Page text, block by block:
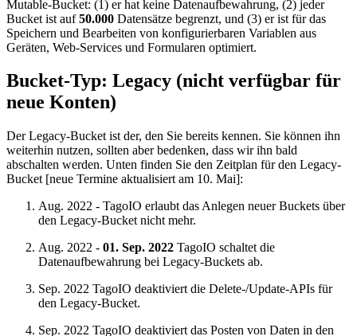
Mutable-Bucket: (1) er hat keine Datenaufbewahrung, (2) jeder
Bucket ist auf50.000 Datensätze begrenzt, und (3) er ist für das
Speichern und Bearbeiten von konfigurierbaren Variablen aus
Geräten, Web-Services und Formularen optimiert.
Bucket-Typ: Legacy (nicht verfügbar für
neue Konten)
Der Legacy-Bucket ist der, den Sie bereits kennen. Sie können ihn
weiterhin nutzen, sollten aber bedenken, dass wir ihn bald
abschalten werden. Unten finden Sie den Zeitplan für den Legacy-
Bucket [neue Termine aktualisiert am 10. Mai]:
Aug. 2022 - TagoIO erlaubt das Anlegen neuer Buckets über
den Legacy-Bucket nicht mehr.
Aug. 2022 - 01. Sep. 2022 TagoIO schaltet die
Datenaufbewahrung bei Legacy-Buckets ab.
Sep. 2022 TagoIO deaktiviert die Delete-/Update-APIs für
den Legacy-Bucket.
Sep. 2022 TagoIO deaktiviert das Posten von Daten in den